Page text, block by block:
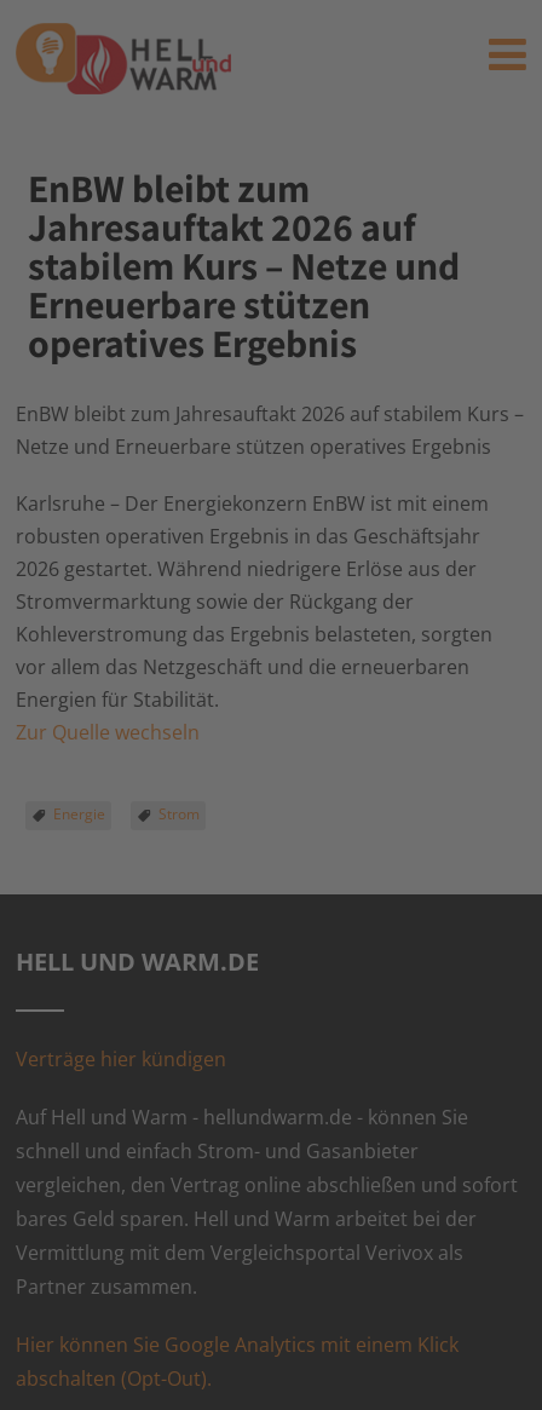
EnBW bleibt zum
Jahresauftakt 2026 auf
stabilem Kurs – Netze und
Erneuerbare stützen
operatives Ergebnis
EnBW bleibt zum Jahresauftakt 2026 auf stabilem Kurs –
Netze und Erneuerbare stützen operatives Ergebnis
Karlsruhe – Der Energiekonzern EnBW ist mit einem
robusten operativen Ergebnis in das Geschäftsjahr
2026 gestartet. Während niedrigere Erlöse aus der
Stromvermarktung sowie der Rückgang der
Kohleverstromung das Ergebnis belasteten, sorgten
vor allem das Netzgeschäft und die erneuerbaren
Energien für Stabilität.
Zur Quelle wechseln
Energie Strom
HELL UND WARM.DE
Verträge hier kündigen
Auf Hell und Warm - hellundwarm.de - können Sie
schnell und einfach Strom- und Gasanbieter
vergleichen, den Vertrag online abschließen und sofort
bares Geld sparen. Hell und Warm arbeitet bei der
Vermittlung mit dem Vergleichsportal Verivox als
Partner zusammen.
Hier können Sie Google Analytics mit einem Klick
abschalten (Opt-Out).